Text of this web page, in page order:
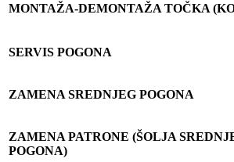
MONTAŽA-DEMONTAŽA TOČKA
SERVIS POGONA
ZAMENA SREDNJEG POGONA
ZAMENA PATRONE (ŠOLJA
POGONA)